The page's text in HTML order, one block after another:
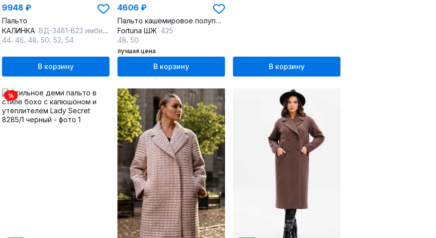
9948 ₽
Пальто
КАЛИНКА ВД-3481-В23 имбирный
44 46 48 50 52 54
В корзину
4606 ₽
Пальто кашемировое полуприлегающего силуэта на пуговицах
Fortuna ШЖ 425
48 50
лучшая цена
В корзину В корзину
%